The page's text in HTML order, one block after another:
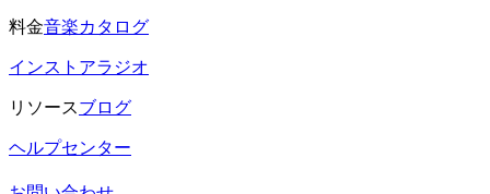
料金音楽カタログ
インストアラジオ
リソースブログ
ヘルプセンター